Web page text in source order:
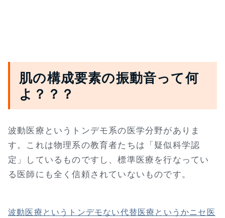
肌の構成要素の振動音って何
よ？？？
波動医療というトンデモ系の医学分野がありま
す。これは物理系の教育者たちは「疑似科学認
定」しているものですし、標準医療を行なってい
る医師にも全く信頼されていないものです。
波動医療というトンデモない代替医療というかニセ医